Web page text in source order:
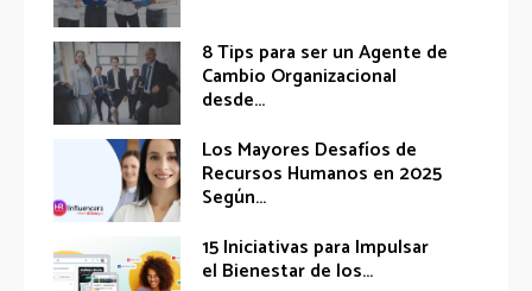
8 Tips para ser un Agente de
Cambio Organizacional
desde...
Los Mayores Desafíos de
Recursos Humanos en 2025
Según...
15 Iniciativas para Impulsar
el Bienestar de los...